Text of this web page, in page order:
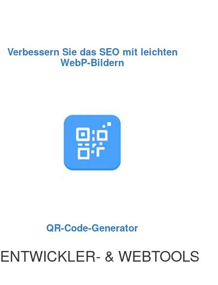
Verbessern Sie das SEO mit leichten
WebP‑Bildern
QR-Code-Generator
ENTWICKLER- & WEBTOOLS